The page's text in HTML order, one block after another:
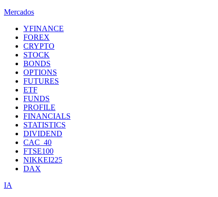
Mercados
YFINANCE
FOREX
CRYPTO
STOCK
BONDS
OPTIONS
FUTURES
ETF
FUNDS
PROFILE
FINANCIALS
STATISTICS
DIVIDEND
CAC_40
FTSE100
NIKKEI225
DAX
IA